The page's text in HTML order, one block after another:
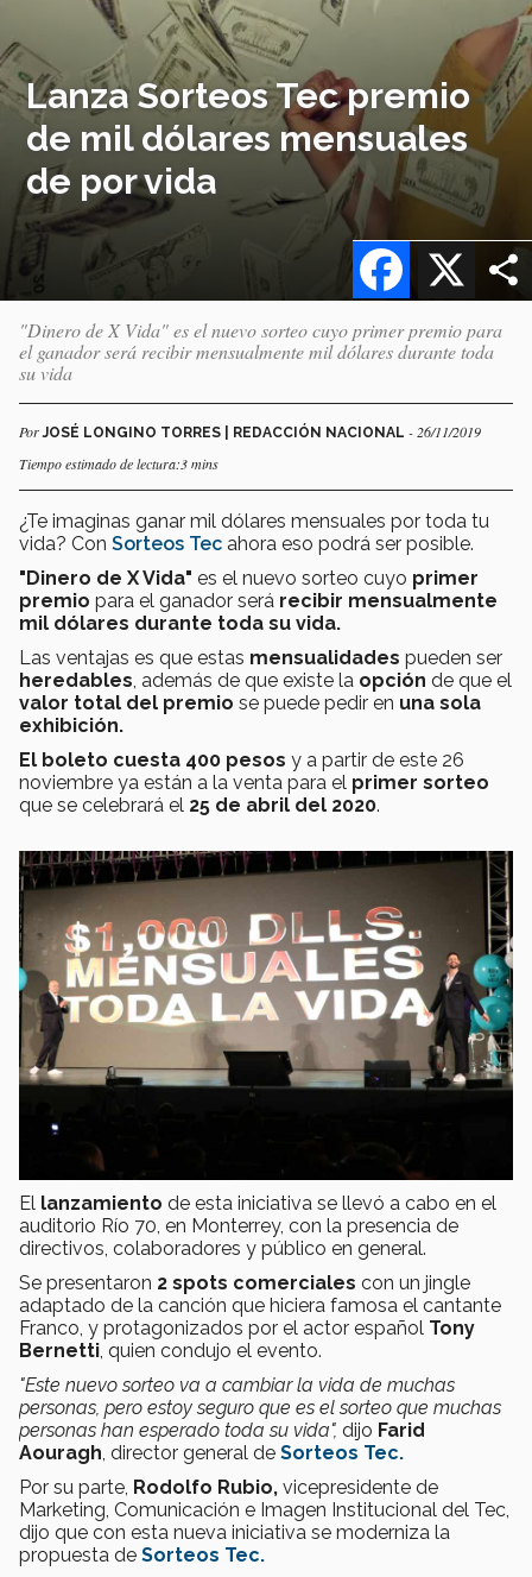
Lanza Sorteos Tec premio
de mil dólares mensuales
de por vida
X
Facebook
"Dinero de X Vida" es el nuevo sorteo cuyo primer premio para
el ganador será recibir mensualmente mil dólares durante toda
su vida
PorJOSÉ LONGINO TORRES | REDACCIÓN NACIONAL - 26/11/2019
Tiempo estimado de lectura:3 mins
¿Te imaginas ganar mil dólares mensuales por toda tu
vida? Con Sorteos Tec ahora eso podrá ser posible.
"Dinero de X Vida" es el nuevo sorteo cuyo primer
premio para el ganador será recibir mensualmente
mil dólares durante toda su vida.
Las ventajas es que estas mensualidades pueden ser
heredables , además de que existe la opción de que el
valor total del premio se puede pedir en una sola
exhibición.
El boleto cuesta 400 pesos y a partir de este 26
noviembre ya están a la venta para el primer sorteo
que se celebrará el 25 de abril del 2020.
El lanzamiento de esta iniciativa se llevó a cabo en el
auditorio Río 70, en Monterrey, con la presencia de
directivos, colaboradores y público en general.
Se presentaron 2 spots comerciales con un jingle
adaptado de la canción que hiciera famosa el cantante
Franco, y protagonizados por el actor español Tony
Bernetti, quien condujo el evento.
"Este nuevo sorteo va a cambiar la vida de muchas
personas, pero estoy seguro que es el sorteo que muchas
personas han esperado toda su vida", dijo Farid
Aouragh, director general de Sorteos Tec.
Por su parte, Rodolfo Rubio, vicepresidente de
Marketing, Comunicación e Imagen Institucional del Tec,
dijo que con esta nueva iniciativa se moderniza la
propuesta de Sorteos Tec.